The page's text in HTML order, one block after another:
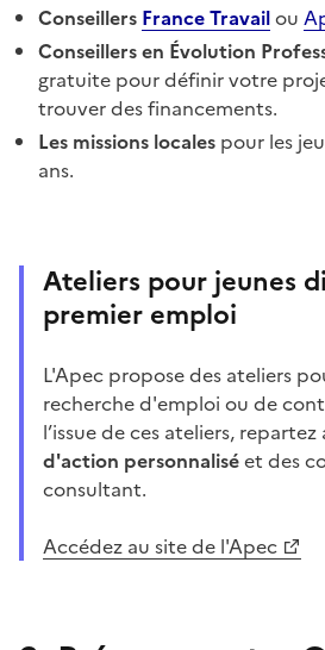
Conseillers France Travailou
Conseillers en Évolution
gratuite pour définir votre
trouver des financements.
Les missions locales pour les
ans.
Ateliers pour jeunes
premier emploi
L'Apec propose des ateliers
recherche d'emploi ou de
l’issue de ces ateliers, repartez
d'action personnaliséet des
consultant.
Accédez au site de l'Apec